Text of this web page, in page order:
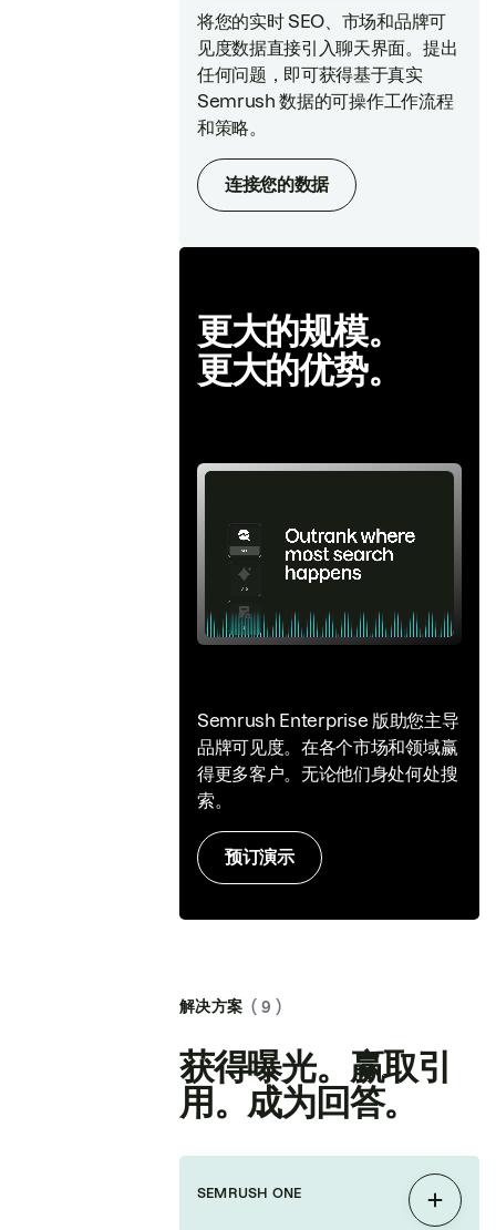
将您的实时 SEO、市场和品牌可
见度数据直接引入聊天界面。提出
任何问题，即可获得基于真实
Semrush 数据的可操作工作流程
和策略。
连接您的数据
更大的规模。
更大的优势。
Semrush Enterprise 版助您主导
品牌可见度。在各个市场和领域赢
得更多客户。无论他们身处何处搜
索。
预订演示
解决方案 ( 9 )
获得曝光。赢取引
用。成为回答。
SEMRUSH ONE
展开